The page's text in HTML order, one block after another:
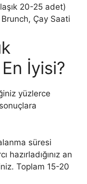
20-25 adet)
Brunch, Çay Saati
İyisi?
yüzlerce
süresi
hazırladığınız an
Toplam 15-20